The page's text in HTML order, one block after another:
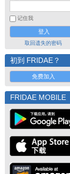
记住我
取回遗失的密码
初到 FRIDAE？
免费加入
FRIDAE MOBILE